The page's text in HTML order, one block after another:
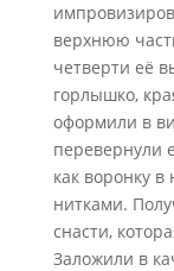
верхнюю
четверти её
горлышко,
оформили в
перевернули
как воронку
нитками.
снасти,
Заложили в